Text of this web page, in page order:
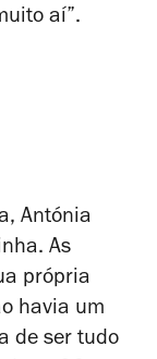
aí”.
Antónia
As
própria
havia um
de ser tudo